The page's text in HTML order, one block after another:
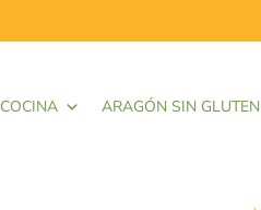
COCINA ARAGÓN SIN GLUTEN